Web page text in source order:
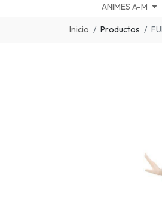
ANIMES A-M
Inicio Productos